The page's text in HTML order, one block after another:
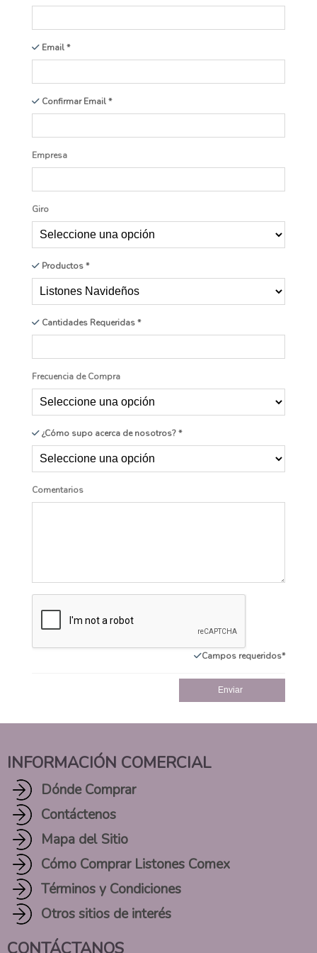
Email
Confirmar Email
Empresa
Giro
Productos
Cantidades Requeridas
Frecuencia de Compra
¿Cómo supo acerca de nosotros?
Comentarios
Campos requeridos
Enviar
INFORMACIÓN COMERCIAL
Dónde Comprar
Contáctenos
Mapa del Sitio
Cómo Comprar Listones Comex
Términos y Condiciones
Otros sitios de interés
CONTÁCTANOS